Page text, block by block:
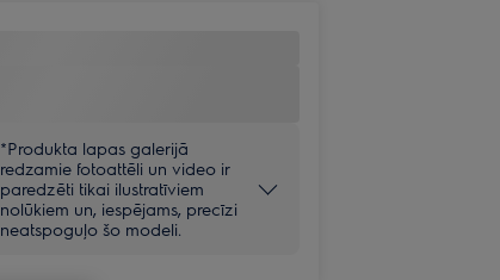
*Produkta lapas galerijā
redzamie fotoattēli un video ir
paredzēti tikai ilustratīviem
nolūkiem un, iespējams, precīzi
neatspoguļo šo modeli.